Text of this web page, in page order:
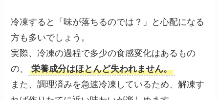
冷凍すると「味が落ちるのでは？」と心配になる
方も多いでしょう。
実際、冷凍の過程で多少の食感変化はあるもの
の、
栄養成分はほとんど失われません。
また、調理済みを急速冷凍しているため、解凍す